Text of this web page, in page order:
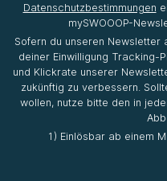
Datenschutzbestimmungen
mySWOOOP-
Sofern du unseren Newsletter
deiner Einwilligung Tracking-
und Klickrate unserer
zukünftig zu verbessern.
wollen, nutze bitte den in
1) Einlösbar ab einem